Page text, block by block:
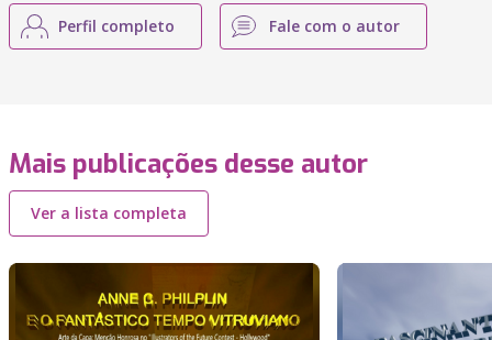
Perfil completo Fale com o autor
Mais publicações desse autor
Ver a lista completa